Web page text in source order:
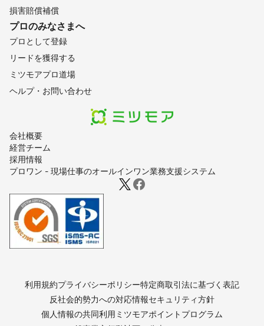
会社概要
経営チーム
採用情報
プロワン - 現場仕事のオールインワン業務支援システム
損害賠償補償
プロのみなさまへ
プロとして登録
リードを獲得する
ミツモアプロ道場
ヘルプ・お問い合わせ
利用規約プライバシーポリシー特定商取引法に基づく表記
反社会的勢力への対応情報セキュリティ方針
個人情報の共同利用 ミツモアポイントプログラム